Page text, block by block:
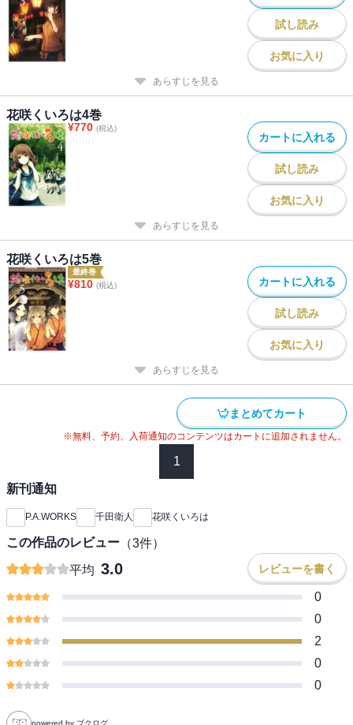
試し読み
お気に入り
あらすじを見る
花咲くいろは4巻
¥770 (税込)
カートに入れる
試し読み
お気に入り
あらすじを見る
花咲くいろは5巻
最終巻
¥810 (税込) カートに入れる
試し読み
お気に入り
あらすじを見る
まとめてカート
※無料、予約、入荷通知のコンテンツはカートに追加されません。
1
新刊通知
P.A.WORKS 千田衛人 花咲くいろは
この作品のレビュー （3件）
平均 3.0 レビューを書く
0
0
2
0
0
powered by ブクログ